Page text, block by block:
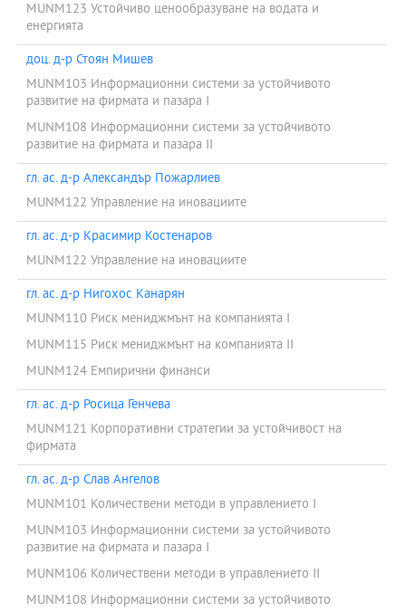
MUNM123 Устойчиво ценообразуване на водата и
енергията
доц. д-р Стоян Мишев
MUNM103 Информационни системи за устойчивото
развитие на фирмата и пазара I
MUNM108 Информационни системи за устойчивото
развитие на фирмата и пазара II
гл. ас. д-р Александър Пожарлиев
MUNM122 Управление на иновациите
гл. ас. д-р Красимир Костенаров
MUNM122 Управление на иновациите
гл. ас. д-р Нигохос Канарян
MUNM110 Риск мениджмънт на компанията I
MUNM115 Риск мениджмънт на компанията II
MUNM124 Емпирични финанси
гл. ас. д-р Росица Генчева
MUNM121 Корпоративни стратегии за устойчивост на
фирмата
гл. ас. д-р Слав Ангелов
MUNM101 Количествени методи в управлението I
MUNM103 Информационни системи за устойчивото
развитие на фирмата и пазара I
MUNM106 Количествени методи в управлението II
MUNM108 Информационни системи за устойчивото